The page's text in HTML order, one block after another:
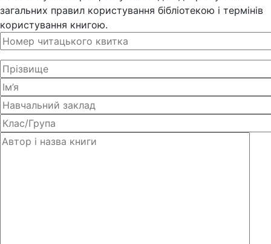
загальних правил користування бібліотекою і термінів
користування книгою.